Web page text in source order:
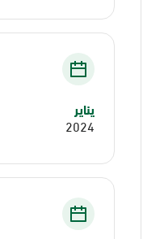
يناير
2024